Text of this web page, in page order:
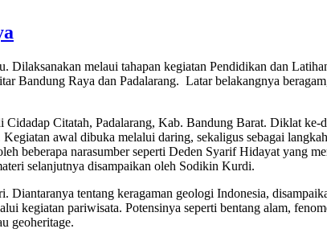
melaui tahapan kegiatan Pendidikan dan
Bandung Raya dan Padalarang. Latar belakangnya
Citatah, Padalarang, Kab. Bandung Barat. Diklat
awal dibuka melalui daring, sekaligus sebagai
beberapa narasumber seperti Deden Syarif Hidayat yang
selanjutnya disampaikan oleh Sodikin Kurdi.
Diantaranya tentang keragaman geologi Indonesia,
kegiatan pariwisata. Potensinya seperti bentang alam,
geoheritage.